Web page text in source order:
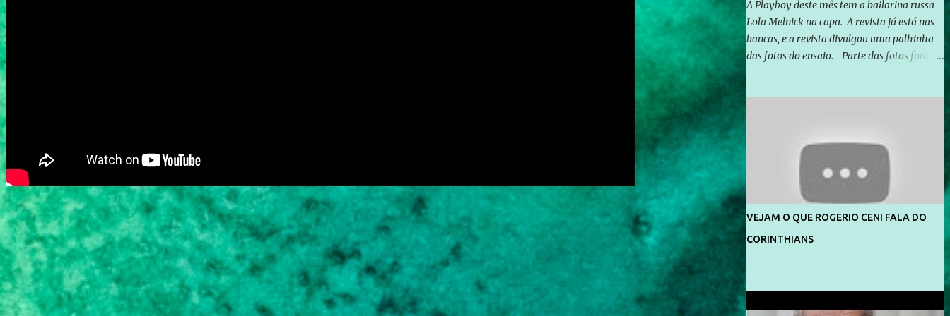
A Playboy deste mês tem a bailarina russa
Lola Melnick na capa. A revista já está nas
bancas, e a revista divulgou uma palhinha
das fotos do ensaio. Parte das fotos foram
divulga capa e primeiras fotos de Lola
Melnick - @aredacao
VEJAM O QUE ROGERIO CENI FALA DO
CORINTHIANS